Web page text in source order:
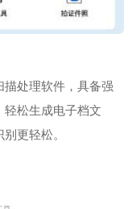
处理软件，具备强
轻松生成电子档文
更轻松。